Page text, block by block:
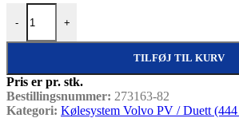
-
termostat volvo B4B - B16 - 82 grader antal
+
TILFØJ TIL KURV
Pris er pr. stk.
Bestillingsnummer: 273163-82
Kategori: Kølesystem Volvo PV / Duett